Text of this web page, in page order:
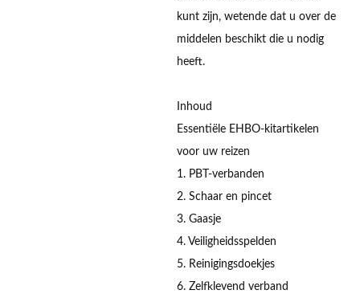
kunt zijn, wetende dat u over de
middelen beschikt die u nodig
heeft.
Inhoud
Essentiële EHBO-kitartikelen
voor uw reizen
1. PBT-verbanden
2. Schaar en pincet
3. Gaasje
4. Veiligheidsspelden
5. Reinigingsdoekjes
6. Zelfklevend verband